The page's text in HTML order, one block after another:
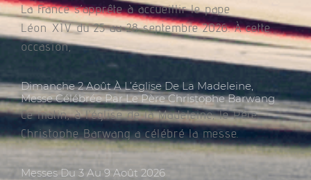
La France s’apprête à accueillir le pape
Léon XIV du 25 au 28 septembre 2026. À cette
occasion,
Dimanche 2 Août À L’église De La Madeleine,
Messe Célébrée Par Le Père Christophe Barwang
Ce matin, à l’église de la Madeleine, le Père
Christophe Barwang a célébré la messe.
Messes Du 3 Au 9 Août 2026